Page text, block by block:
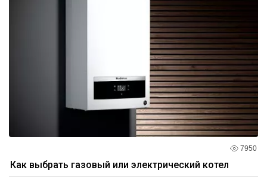
7950
Как выбрать газовый или электрический котел